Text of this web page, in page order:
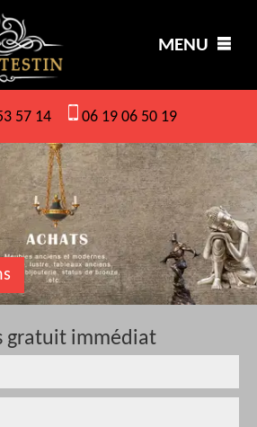
MENU
57 14 06 19 06 50 19
gratuit immédiat